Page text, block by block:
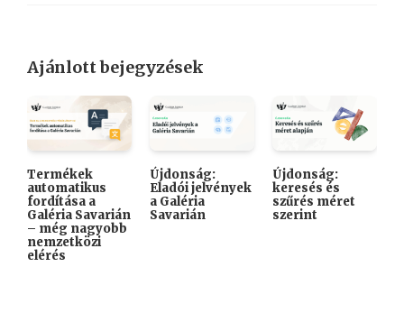
Ajánlott bejegyzések
Termékek
automatikus
fordítása a
Galéria Savarián
– még nagyobb
nemzetközi
elérés
Újdonság:
Eladói jelvények
a Galéria
Savarián
Újdonság:
keresés és
szűrés méret
szerint